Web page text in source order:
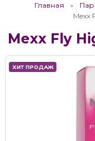
Главная
Mexx
Mexx Fly
ХИТ ПРОДАЖ
ХИТ ПРОДАЖ